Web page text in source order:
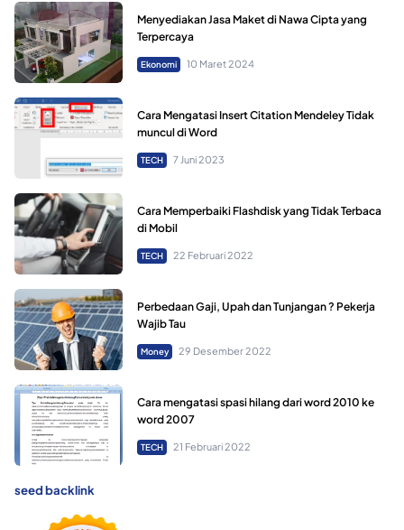
Menyediakan Jasa Maket di Nawa Cipta yang
Terpercaya
Ekonomi 10 Maret 2024
Cara Mengatasi Insert Citation Mendeley Tidak
muncul di Word
TECH 7 Juni 2023
Cara Memperbaiki Flashdisk yang Tidak Terbaca
di Mobil
TECH 22 Februari 2022
Perbedaan Gaji, Upah dan Tunjangan ? Pekerja
Wajib Tau
Money 29 Desember 2022
Cara mengatasi spasi hilang dari word 2010 ke
word 2007
TECH 21 Februari 2022
seed backlink